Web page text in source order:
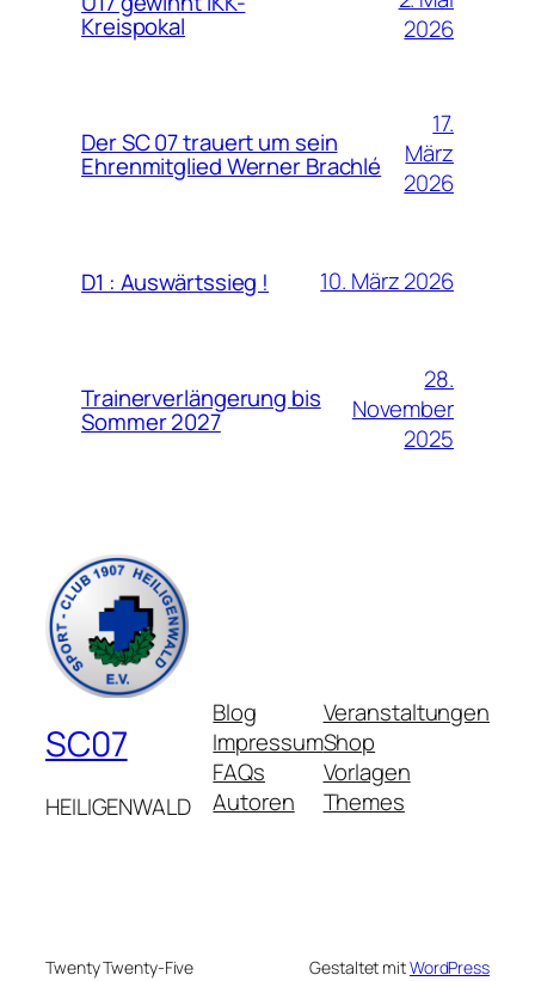
Kreispokal
2026
Der SC 07 trauert um sein
Ehrenmitglied Werner Brachlé
17.
März
2026
D1 : Auswärtssieg ! 10. März 2026
Trainerverlängerung bis
Sommer 2027
28.
November
2025
SC07
HEILIGENWALD
Blog
Impressum
FAQs
Autoren
Veranstaltungen
Shop
Vorlagen
Themes
Twenty Twenty-Five Gestaltet mitWordPress